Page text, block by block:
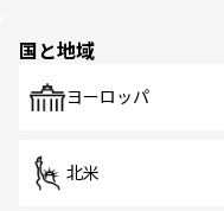
で、ホーカー
国と地域
ヨーロッパ
北米